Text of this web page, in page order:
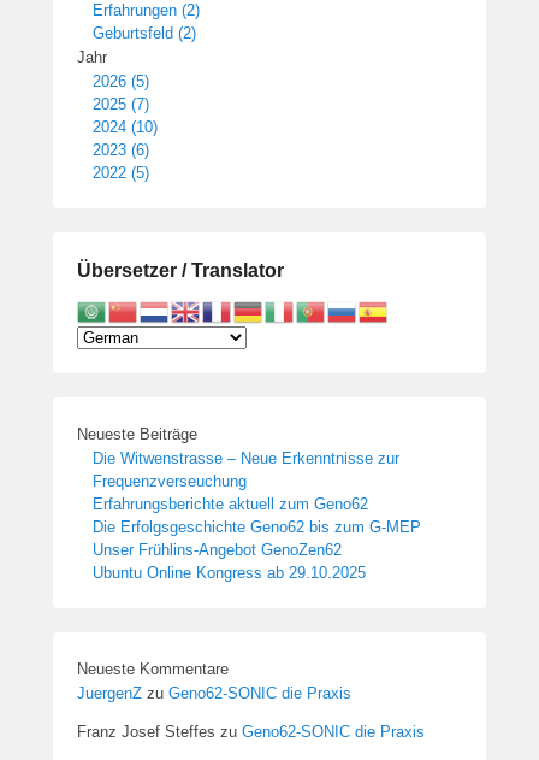
Erfahrungen (2)
Geburtsfeld (2)
Jahr
2026 (5)
2025 (7)
2024 (10)
2023 (6)
2022 (5)
Übersetzer / Translator
Neueste Beiträge
Die Witwenstrasse – Neue Erkenntnisse zur
Frequenzverseuchung
Erfahrungsberichte aktuell zum Geno62
Die Erfolgsgeschichte Geno62 bis zum G-MEP
Unser Frühlins-Angebot GenoZen62
Ubuntu Online Kongress ab 29.10.2025
Neueste Kommentare
JuergenZ zu Geno62-SONIC die Praxis
Franz Josef Steffes zu Geno62-SONIC die Praxis